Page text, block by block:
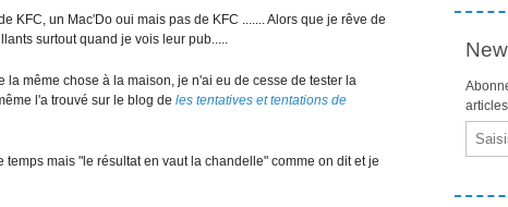
KFC, un Mac'Do oui mais pas de KFC ....... Alors que je rêve de
surtout quand je vois leur pub.....
même chose à la maison, je n'ai eu de cesse de tester la
l'a trouvé sur le blog de les tentatives et tentations de
mais "le résultat en vaut la chandelle" comme on dit et je
Email